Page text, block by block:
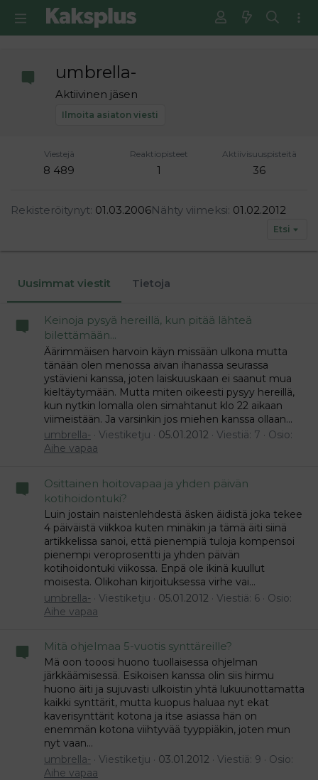
Ilmoita asiaton viesti
umbrella-
Aktiivinen jäsen
Viestejä
8 489
Reaktiopisteet
1
Aktiivisuuspisteitä
36
Rekisteröitynyt 01.03.2006Nähty viimeksi 01.02.2012
Etsi
Uusimmat viestit Tietoja
Keinoja pysyä hereillä, kun pitää lähteä
bilettämään...
Äärimmäisen harvoin käyn missään ulkona mutta
tänään olen menossa aivan ihanassa seurassa
ystävieni kanssa, joten laiskuuskaan ei saanut mua
kieltäytymään. Mutta miten oikeesti pysyy hereillä,
kun nytkin lomalla olen simahtanut klo 22 aikaan
viimeistään. Ja varsinkin jos miehen kanssa ollaan...
umbrella-
Viestiketju 05.01.2012 Viestiä: 7
Osio:
Aihe vapaa
Osittainen hoitovapaa ja yhden päivän
kotihoidontuki?
Luin jostain naistenlehdestä äsken äidistä joka tekee
4 päiväistä viikkoa kuten minäkin ja tämä äiti siinä
artikkelissa sanoi, että pienempiä tuloja kompensoi
pienempi veroprosentti ja yhden päivän
kotihoidontuki viikossa. Enpä ole ikinä kuullut
moisesta. Olikohan kirjoituksessa virhe vai...
umbrella-
Viestiketju 05.01.2012 Viestiä: 6
Osio:
Aihe vapaa
Mitä ohjelmaa 5-vuotis synttäreille?
Mä oon tooosi huono tuollaisessa ohjelman
järkkäämisessä. Esikoisen kanssa olin siis hirmu
huono äiti ja sujuvasti ulkoistin yhtä lukuunottamatta
kaikki synttärit, mutta kuopus haluaa nyt ekat
kaverisynttärit kotona ja itse asiassa hän on
enemmän kotona viihtyvää tyyppiäkin, joten mun
nyt vaan...
umbrella-
Viestiketju 03.01.2012 Viestiä: 9
Osio:
Aihe vapaa